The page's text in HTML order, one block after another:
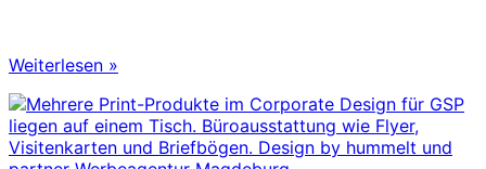
Weiterlesen »